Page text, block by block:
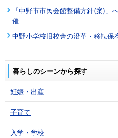
「中野市市民会館整備方針(案)」
催
中野小学校旧校舎の沿革・移転保
暮らしのシーンから探す
妊娠・出産
子育て
入学・学校